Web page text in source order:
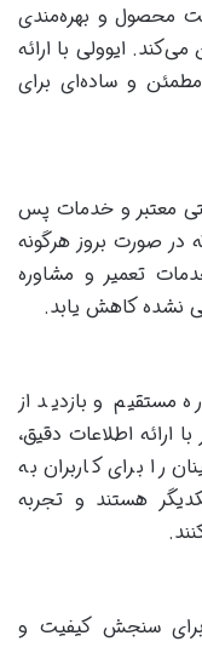
محصول و بهره‌مندی
ایوولی با ارائه
و ساده‌ای برای
12000 دارای گارانتی معتبر و خدمات پس
صورت بروز هرگونه
تعمیر و مشاوره
نشده کاهش یابد.
مستقیم و بازدید از
ارائه اطلاعات دقیق،
را برای کاربران به
هستند و تجربه
برای سنجش کیفیت و